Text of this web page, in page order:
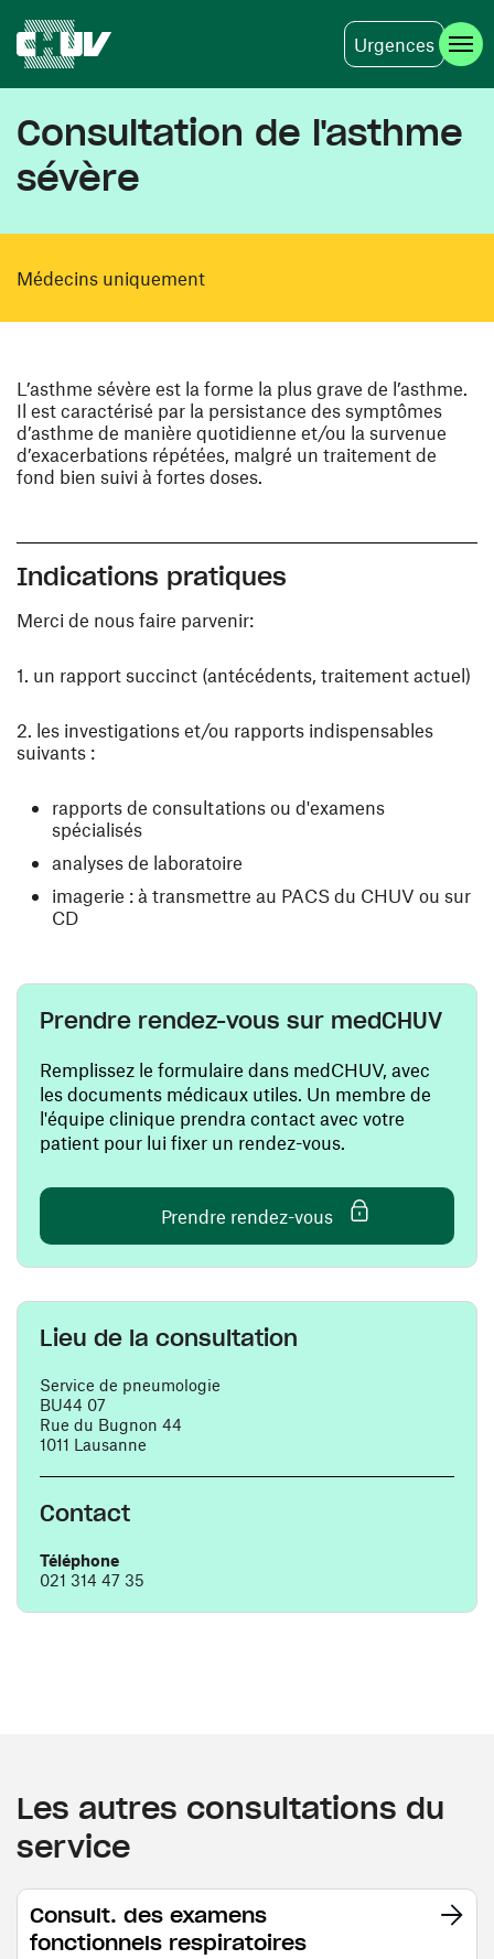
Urgences
Consultation de l'asthme
sévère
Médecins uniquement
L’asthme sévère est la forme la plus grave de l’asthme.
Il est caractérisé par la persistance des symptômes
d’asthme de manière quotidienne et/ou la survenue
d’exacerbations répétées, malgré un traitement de
fond bien suivi à fortes doses.
Indications pratiques
Merci de nous faire parvenir:
1. un rapport succinct (antécédents, traitement actuel)
2. les investigations et/ou rapports indispensables
suivants :
rapports de consultations ou d'examens
spécialisés
analyses de laboratoire
imagerie : à transmettre au PACS du CHUV ou sur
CD
Prendre rendez-vous sur medCHUV
Remplissez le formulaire dans medCHUV, avec
les documents médicaux utiles. Un membre de
l'équipe clinique prendra contact avec votre
patient pour lui fixer un rendez-vous.
Prendre rendez-vous(ouvre une
Lieu de la consultation
Service de pneumologie
BU44 07
Rue du Bugnon 44
1011 Lausanne
Contact
Téléphone
021 314 47 35
Les autres consultations du
service
Consult. des examens
fonctionnels respiratoires